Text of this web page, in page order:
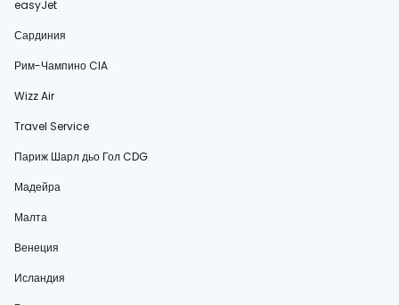
easyJet
Сардиния
Рим-Чампино CIA
Wizz Air
Travel Service
Париж Шарл дьо Гол CDG
Мадейра
Малта
Венеция
Исландия